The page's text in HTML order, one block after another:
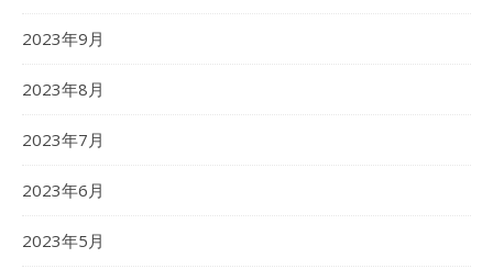
2023年9月
2023年8月
2023年7月
2023年6月
2023年5月